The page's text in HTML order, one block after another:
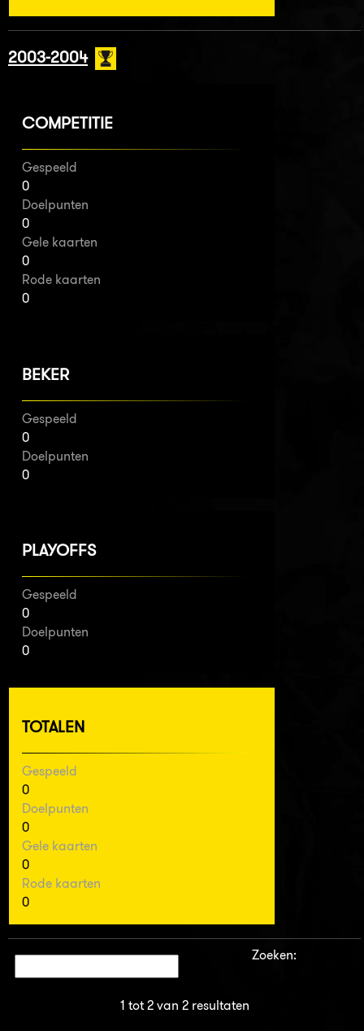
2003-2004
COMPETITIE
Gespeeld
0
Doelpunten
0
Gele kaarten
0
Rode kaarten
0
BEKER
Gespeeld
0
Doelpunten
0
PLAYOFFS
Gespeeld
0
Doelpunten
0
TOTALEN
Gespeeld
0
Doelpunten
0
Gele kaarten
0
Rode kaarten
0
Zoeken:
1 tot 2 van 2 resultaten